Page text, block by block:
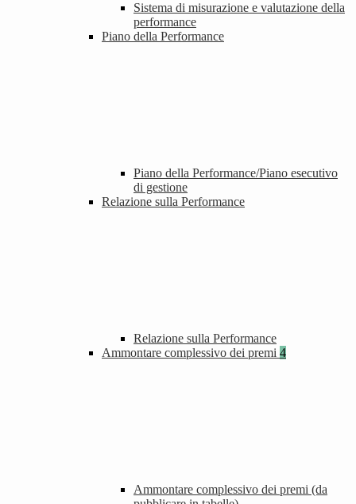
Sistema di misurazione e valutazione della
performance
Piano della Performance
Piano della Performance/Piano esecutivo
di gestione
Relazione sulla Performance
Relazione sulla Performance
Ammontare complessivo dei premi 4
Ammontare complessivo dei premi (da